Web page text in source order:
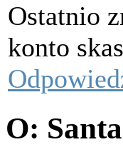
Ostatnio
konto
O: